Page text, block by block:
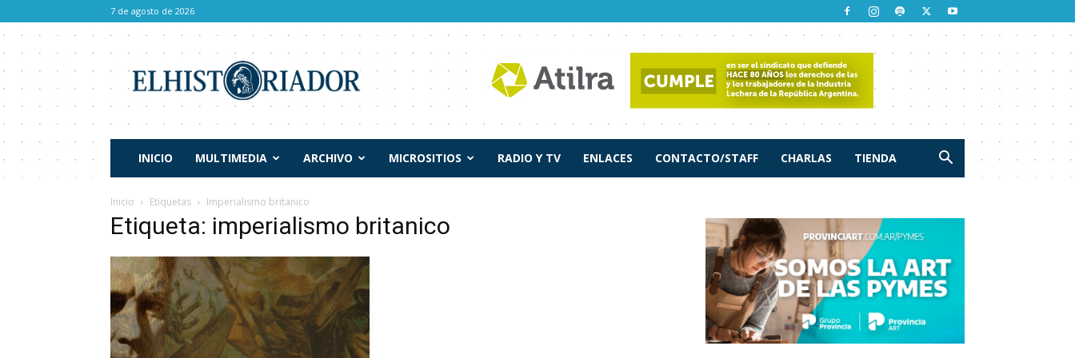
7 de agosto de 2026
Historiador
INICIO MULTIMEDIA ARCHIVO MICROSITIOS RADIO Y TV ENLACES CONTACTO/STAFF CHARLAS TIENDA
Inicio Etiquetas Imperialismo britanico
Etiqueta: imperialismo britanico